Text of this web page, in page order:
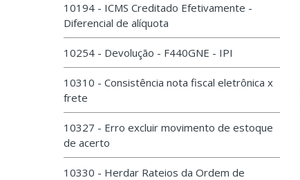
10194 - ICMS Creditado Efetivamente -
Diferencial de alíquota
10254 - Devolução - F440GNE - IPI
10310 - Consistência nota fiscal eletrônica x
frete
10327 - Erro excluir movimento de estoque
de acerto
10330 - Herdar Rateios da Ordem de